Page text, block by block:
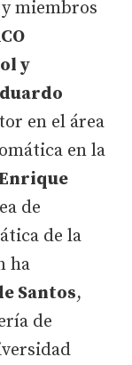
miembros
y
en el área
en la
de
de la
ha
Santos,
de